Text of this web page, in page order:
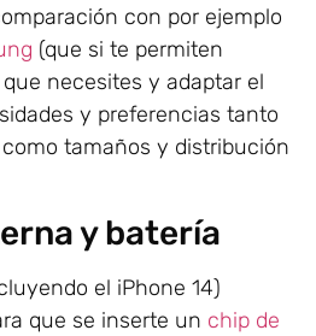
con por ejemplo
(que si te permiten
necesites y adaptar el
y preferencias tanto
tamaños y distribución
y batería
el iPhone 14)
que se inserte un chip de